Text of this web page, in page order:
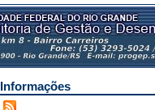
Informações